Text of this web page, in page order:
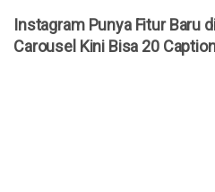
Instagram Punya Fitur Baru
Carousel Kini Bisa 20